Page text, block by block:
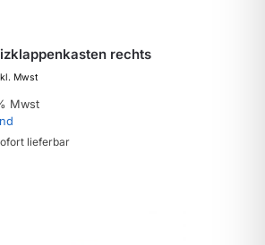
rechts
Mwst
Mwst
lieferbar